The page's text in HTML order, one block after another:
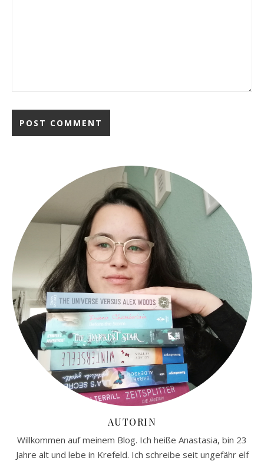
AUTORIN
Willkommen auf meinem Blog. Ich heiße Anastasia, bin 23
Jahre alt und lebe in Krefeld. Ich schreibe seit ungefähr elf